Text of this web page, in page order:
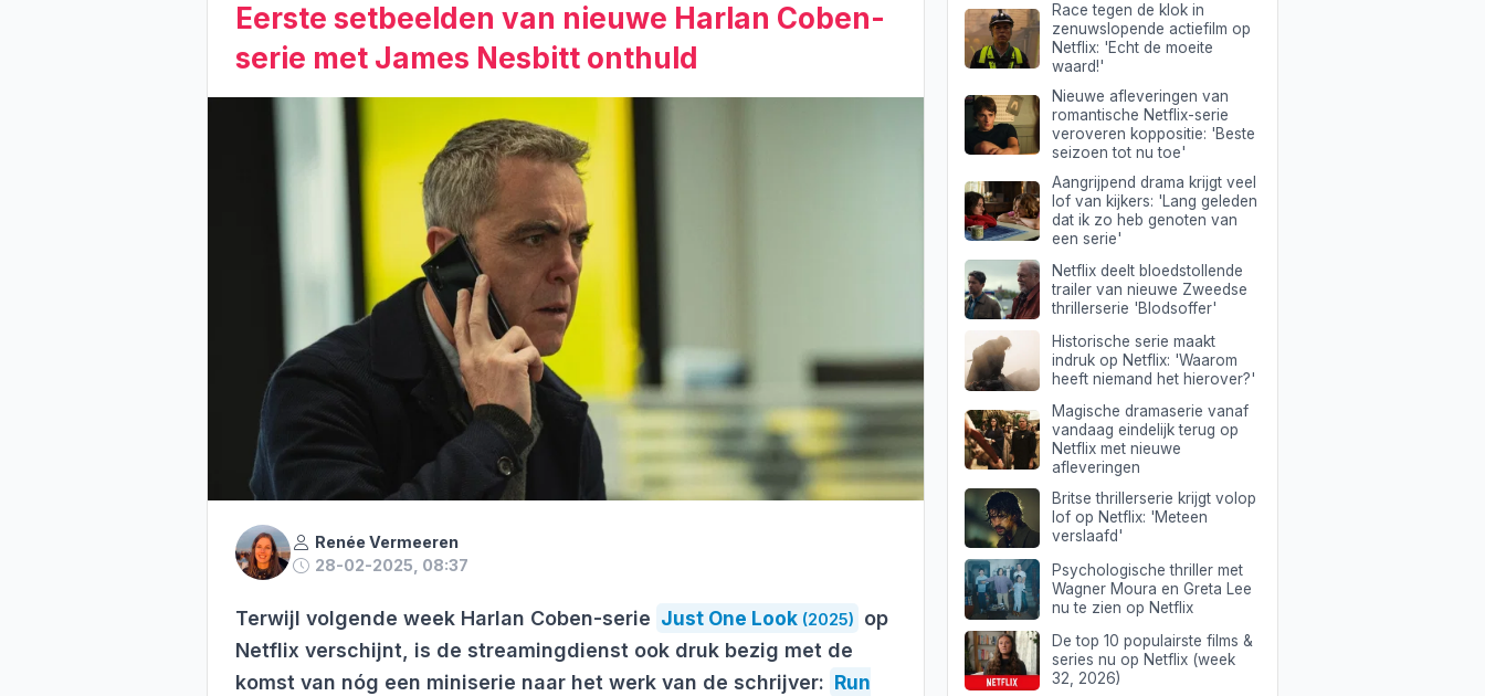
Eerste setbeelden van nieuwe Harlan Coben-
serie met James Nesbitt onthuld
Renée Vermeeren
28-02-2025, 08:37
Terwijl volgende week Harlan Coben-serie Just One Look (2025)
op
Netflix verschijnt, is de streamingdienst ook druk bezig met de
komst van nóg een miniserie naar het werk van de schrijver: Run
Race tegen de klok in
zenuwslopende actiefilm op
Netflix: 'Echt de moeite
waard!'
Nieuwe afleveringen van
romantische Netflix-serie
veroveren koppositie: 'Beste
seizoen tot nu toe'
Aangrijpend drama krijgt veel
lof van kijkers: 'Lang geleden
dat ik zo heb genoten van
een serie'
Netflix deelt bloedstollende
trailer van nieuwe Zweedse
thrillerserie 'Blodsoffer'
Historische serie maakt
indruk op Netflix: 'Waarom
heeft niemand het hierover?'
Magische dramaserie vanaf
vandaag eindelijk terug op
Netflix met nieuwe
afleveringen
Britse thrillerserie krijgt volop
lof op Netflix: 'Meteen
verslaafd'
Psychologische thriller met
Wagner Moura en Greta Lee
nu te zien op Netflix
De top 10 populairste films &
series nu op Netflix (week
32, 2026)